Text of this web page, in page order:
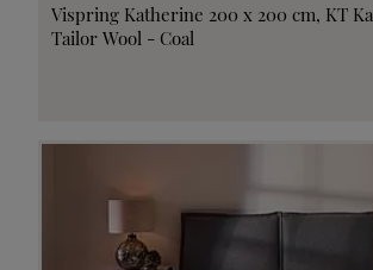
Vispring Katherine 200 x 200 cm, KT
Tailor Wool - Coal